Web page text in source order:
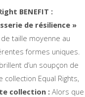
BENEFIT :
de résilience »
taille moyenne au
formes uniques.
d’un soupçon de
Equal Rights,
collection : Alors que